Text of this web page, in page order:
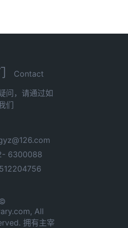
Contact
问，请通过如
们
6300088
All
拥有主宰